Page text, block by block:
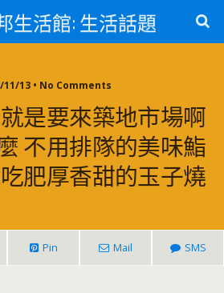
生活館: 生活話題
11/13 • No Comments
是要來築地市場啊
不用排隊的美味鮨
肥厚香甜的玉子燒
Pin Mail SMS